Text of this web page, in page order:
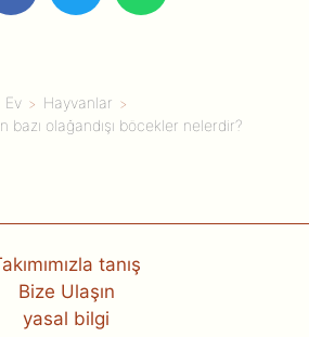
Ev
Hayvanlar
bazı olağandışı böcekler nelerdir?
tanış
Bize Ulaşın
yasal bilgi